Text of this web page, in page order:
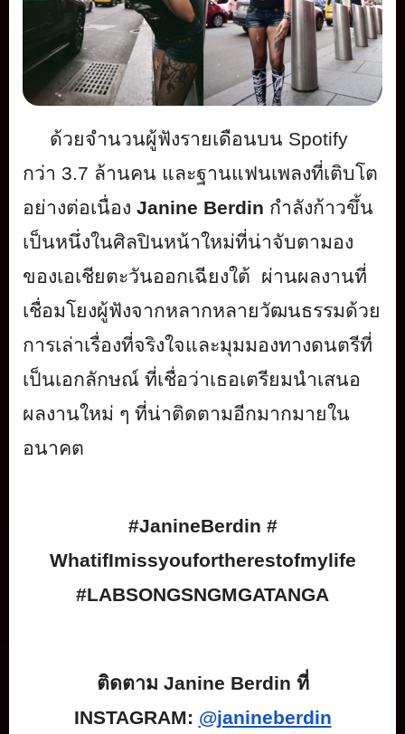
ด้วยจำนวนผู้ฟังรายเดือนบน Spotify
กว่า 3.7 ล้านคน และฐานแฟนเพลงที่เติบโต
อย่างต่อเนื่อง Janine Berdin กำลังก้าวขึ้น
เป็นหนึ่งในศิลปินหน้าใหม่ที่น่าจับตามอง
ของเอเชียตะวันออกเฉียงใต้ ผ่านผลงานที่
เชื่อมโยงผู้ฟังจากหลากหลายวัฒนธรรมด้วย
การเล่าเรื่องที่จริงใจและมุมมองทางดนตรีที่
เป็นเอกลักษณ์ ที่เชื่อว่าเธอเตรียมนำเสนอ
ผลงานใหม่ ๆ ที่น่าติดตามอีกมากมายใน
อนาคต
#JanineBerdin #
WhatifImissyoufortherestofmylife
#LABSONGSNGMGATANGA
ติดตาม Janine Berdin ที่
INSTAGRAM: @janineberdin